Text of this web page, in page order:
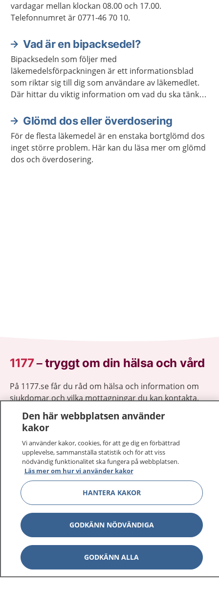
vardagar mellan klockan 08.00 och 17.00.
Telefonnumret är 0771-46 70 10.
Vad är en bipacksedel?
Bipacksedeln som följer med
läkemedelsförpackningen är ett informationsblad
som riktar sig till dig som användare av läkemedlet.
Där hittar du viktig information om vad du ska tänka
om bipacksedlar.
Glömd dos eller överdosering
För de flesta läkemedel är en enstaka bortglömd dos
inget större problem. Här kan du läsa mer om glömd
dos och överdosering.
1177–tryggt om din hälsa och vård
På 1177.se får du råd om hälsa och information om
sjukdomar och vilka mottagningar du kan kontakta.
Logga in för att läsa din journal och göra dina
vårdärenden. Ring telefonnummer 1177 för
sjukvårdsrådgivning dygnet runt.
1177 ger dig råd när du vill må bättre.
Visa
Om 1177 Visa
Kontakt Visa
Den här webbplatsen använder
kakor
Vi använder kakor, cookies, för att ge dig en förbättrad
upplevelse, sammanställa statistik och för att viss
nödvändig funktionalitet ska fungera på webbplatsen.
Läs mer om hur vi använder kakor
HANTERA KAKOR
GODKÄNN NÖDVÄNDIGA
GODKÄNN ALLA